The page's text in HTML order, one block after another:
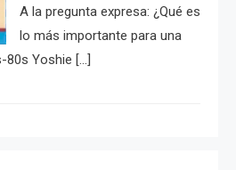
A la pregunta expresa: ¿Qué es
lo más importante para una
80s Yoshie […]